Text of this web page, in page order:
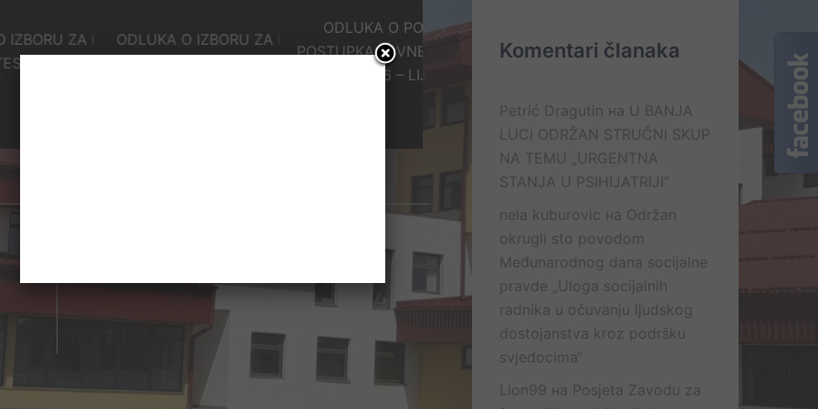
ZA LOT 5 –ODLUKA O IZBORU ZA LOT 3 –
ODLUKA O PONIŠTENJU
POSTUPKA JAVNE NABAVKE ZA
LOT 6 – LIJEKOVI
Komentari članaka
Petrić Dragutin на U BANJA
LUCI ODRŽAN STRUČNI SKUP
NA TEMU „URGENTNA
STANJA U PSIHIJATRIJI“
nela kuburovic на Održan
okrugli sto povodom
Međunarodnog dana socijalne
pravde „Uloga socijalnih
radnika u očuvanju ljudskog
dostojanstva kroz podršku
svjedocima“
Lion99 на Posjeta Zavodu za